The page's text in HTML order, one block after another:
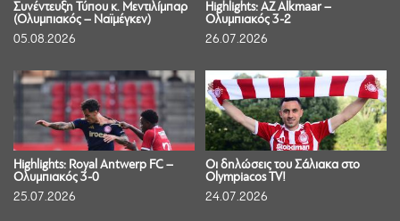
Συνέντευξη Τύπου κ. Μεντιλίμπαρ
(Ολυμπιακός – Ναϊμέγκεν)
05.08.2026
Highlights: AZ Alkmaar –
Ολυμπιακός 3-2
26.07.2026
Highlights: Royal Antwerp FC –
Ολυμπιακός 3-0
25.07.2026
Οι δηλώσεις του Σάλιακα στο
Olympiacos TV!
24.07.2026